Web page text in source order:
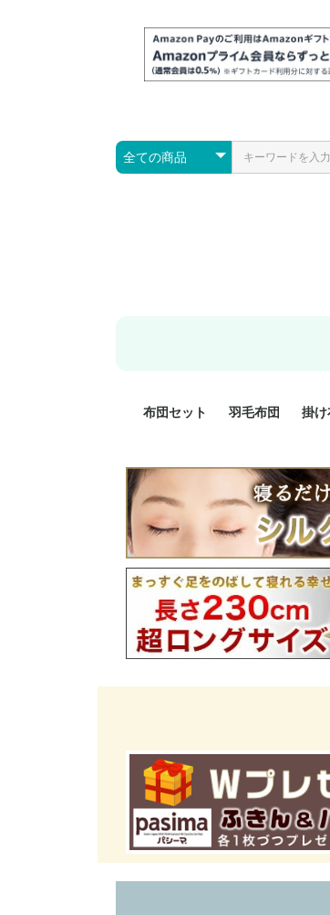
布団セット
羽毛布団セット
小さい布団セット
大きい布団セット
掛け布団セット
敷布団セット
羽毛布団
プレミアムゴー
ロイヤルゴール
エクセルゴール
ニューゴールド
マザーダックダ
マザーグースダ
スーパーロング
洗える羽毛布団
肌掛け布団
掛け
防
洗
小
大
肌